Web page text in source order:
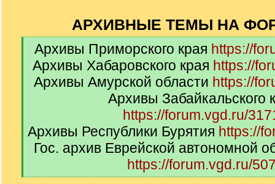
АРХИВНЫЕ ТЕМЫ НА
Архивы Приморского края https://
Архивы Хабаровского края https://
Архивы Амурской области https://
Архивы Забайкальского
https://forum.vgd.ru/
Архивы Республики Бурятия https://
Гос. архив Еврейской автономной
https://forum.vgd.ru/
[